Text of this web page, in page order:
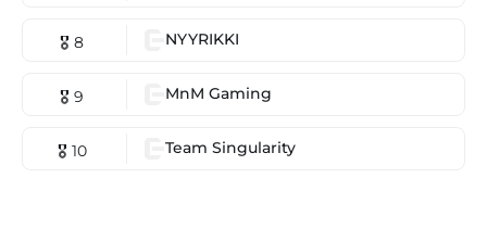
🎖 8 NYYRIKKI
🎖 9 MnM Gaming
🎖 10 Team Singularity